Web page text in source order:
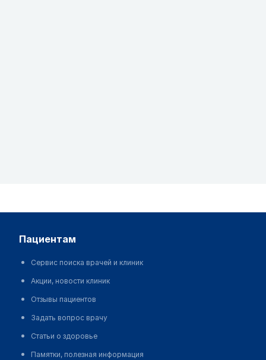
пациентам
Сервис поиска врачей и клиник
Акции, новости клиник
Отзывы пациентов
Задать вопрос врачу
Статьи о здоровье
Памятки, полезная информация